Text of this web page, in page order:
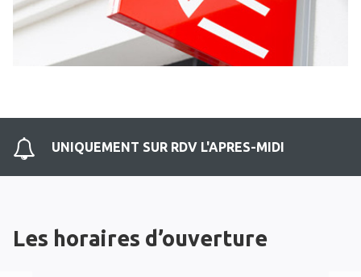
UNIQUEMENT SUR RDV L'APRES-MIDI
Les horaires d’ouverture